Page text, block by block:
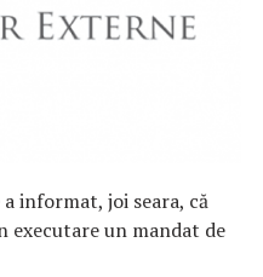
informat, joi seara, că
executare un mandat de